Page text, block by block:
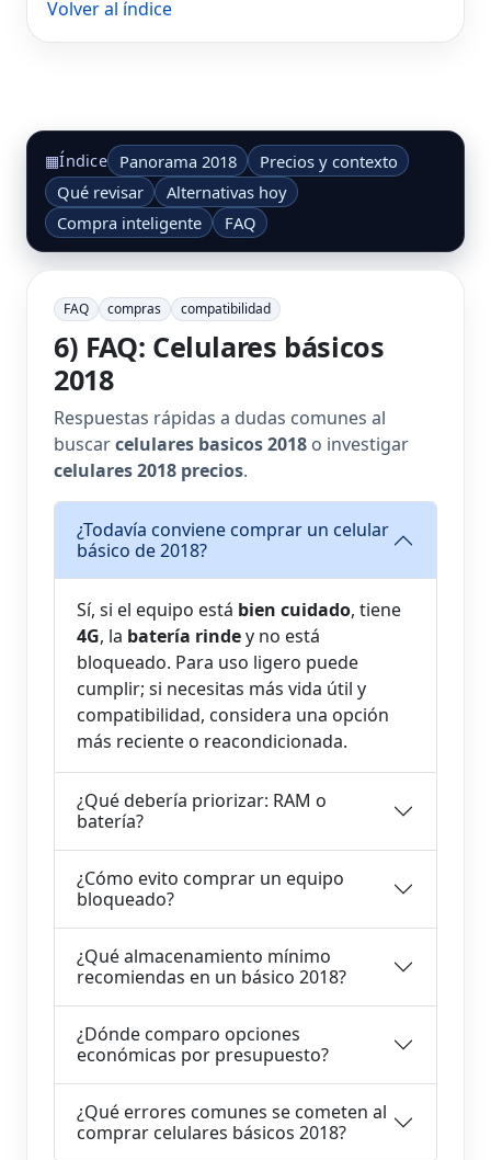
Volver al índice
▦Índice Panorama 2018
Precios y contexto
Qué revisar
Alternativas hoy
Compra inteligente
FAQ
FAQ compras compatibilidad
6) FAQ: Celulares básicos
2018
Respuestas rápidas a dudas comunes al
buscarcelulares basicos 2018 o investigar
celulares 2018 precios.
¿Todavía conviene comprar un celular
básico de 2018?
Sí, si el equipo está bien cuidado, tiene
4G, la batería rindey no está
bloqueado. Para uso ligero puede
cumplir; si necesitas más vida útil y
compatibilidad, considera una opción
más reciente o reacondicionada.
¿Qué debería priorizar: RAM o
batería?
¿Cómo evito comprar un equipo
bloqueado?
¿Qué almacenamiento mínimo
recomiendas en un básico 2018?
¿Dónde comparo opciones
económicas por presupuesto?
¿Qué errores comunes se cometen al
comprar celulares básicos 2018?